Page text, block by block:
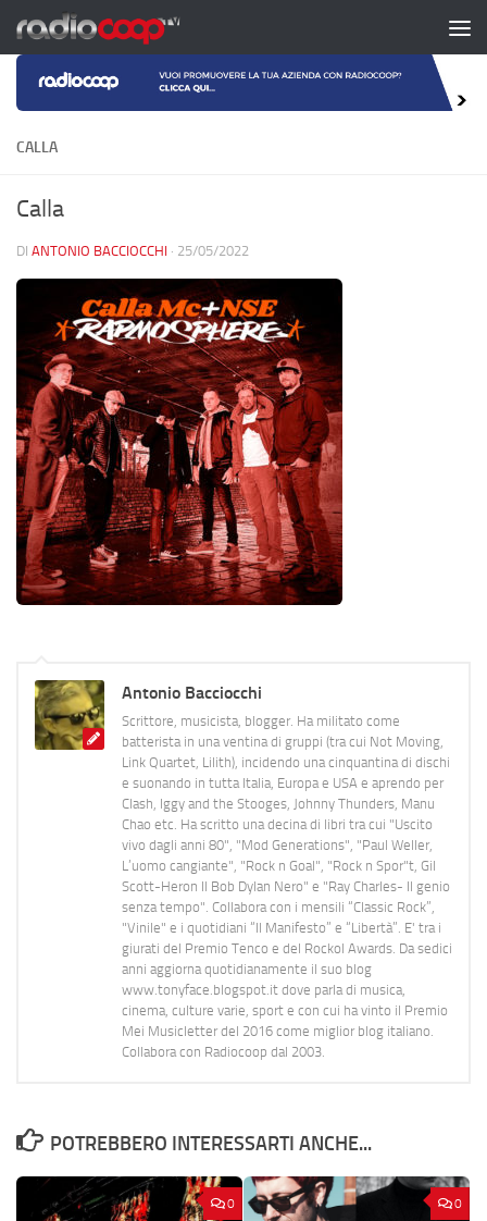
Salta al contenuto
CALLA
Calla
DI ANTONIO BACCIOCCHI · 25/05/2022
Antonio Bacciocchi
Scrittore, musicista, blogger. Ha militato come
batterista in una ventina di gruppi (tra cui Not Moving,
Link Quartet, Lilith), incidendo una cinquantina di dischi
e suonando in tutta Italia, Europa e USA e aprendo per
Clash, Iggy and the Stooges, Johnny Thunders, Manu
Chao etc. Ha scritto una decina di libri tra cui "Uscito
vivo dagli anni 80", "Mod Generations", "Paul Weller,
L’uomo cangiante", "Rock n Goal", "Rock n Spor"t, Gil
Scott-Heron Il Bob Dylan Nero" e "Ray Charles- Il genio
senza tempo". Collabora con i mensili “Classic Rock”,
"Vinile" e i quotidiani “Il Manifesto” e “Libertà”. E' tra i
giurati del Premio Tenco e del Rockol Awards. Da sedici
anni aggiorna quotidianamente il suo blog
www.tonyface.blogspot.it dove parla di musica,
cinema, culture varie, sport e con cui ha vinto il Premio
Mei Musicletter del 2016 come miglior blog italiano.
Collabora con Radiocoop dal 2003.
POTREBBERO INTERESSARTI ANCHE...
0 0